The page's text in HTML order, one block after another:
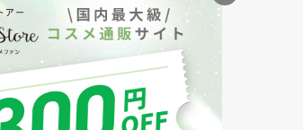
ナル
創業150年、英国伝統の最高級猪毛ハン
ドメイドヘアブラシ
メイソンピアソン